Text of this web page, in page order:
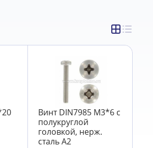
Винт DIN7985 М3*6 с
полукруглой
головкой, нерж.
сталь А2